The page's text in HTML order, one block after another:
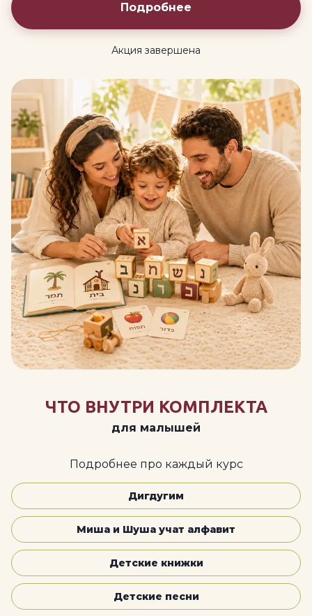
Подробнее
Акция завершена
ЧТО ВНУТРИ КОМПЛЕКТА
для малышей
Подробнее про каждый курс
Дигдугим
Миша и Шуша учат алфавит
Детские книжки
Детские песни